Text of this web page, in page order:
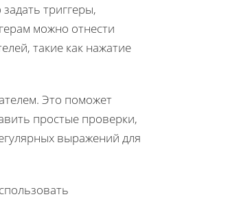
триггеры,
можно отнести
такие как нажатие
Это поможет
простые проверки,
выражений для